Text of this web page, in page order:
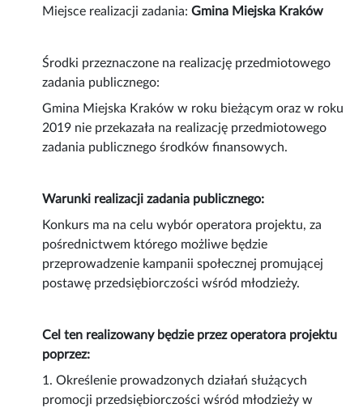
Miejsce realizacji zadania:Gmina Miejska Kraków
Środki przeznaczone na realizację przedmiotowego
zadania publicznego:
Gmina Miejska Kraków w roku bieżącym oraz w roku
2019 nie przekazała na realizację przedmiotowego
zadania publicznego środków finansowych.
Warunki realizacji zadania publicznego:
Konkurs ma na celu wybór operatora projektu, za
pośrednictwem którego możliwe będzie
przeprowadzenie kampanii społecznej promującej
postawę przedsiębiorczości wśród młodzieży.
Cel ten realizowany będzie przez operatora projektu
poprzez:
1. Określenie prowadzonych działań służących
promocji przedsiębiorczości wśród młodzieży w